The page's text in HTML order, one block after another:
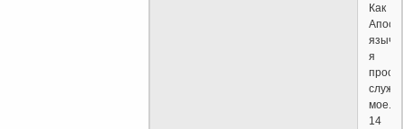
Как
я
мое.
14